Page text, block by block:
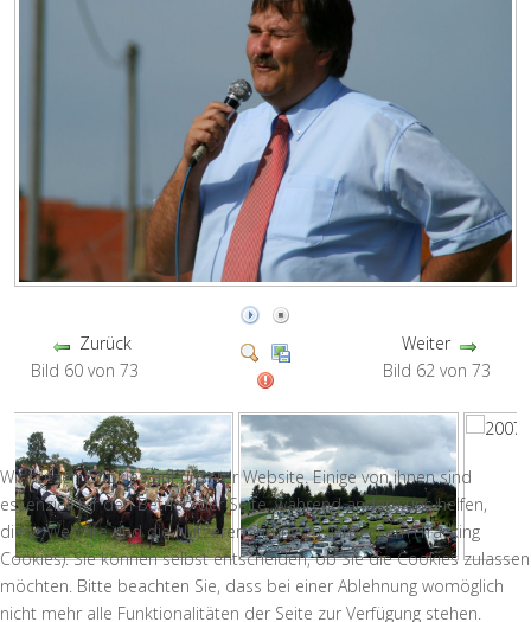
Zurück
Bild 60 von 73
Weiter
Bild 62 von 73
Wir nutzen Cookies auf unserer Website. Einige von ihnen sind
essenziell für den Betrieb der Seite, während andere uns helfen,
diese Website und die Nutzererfahrung zu verbessern (Tracking
Cookies). Sie können selbst entscheiden, ob Sie die Cookies zulassen
möchten. Bitte beachten Sie, dass bei einer Ablehnung womöglich
nicht mehr alle Funktionalitäten der Seite zur Verfügung stehen.